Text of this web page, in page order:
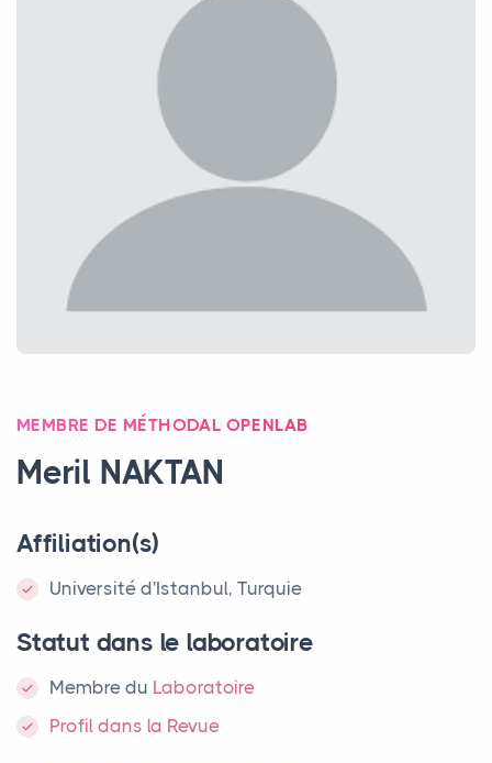
MEMBRE DE MÉTHODAL OPENLAB
Meril NAKTAN
Affiliation(s)
Université d'Istanbul, Turquie
Statut dans le laboratoire
Membre du Laboratoire
Profil dans la Revue